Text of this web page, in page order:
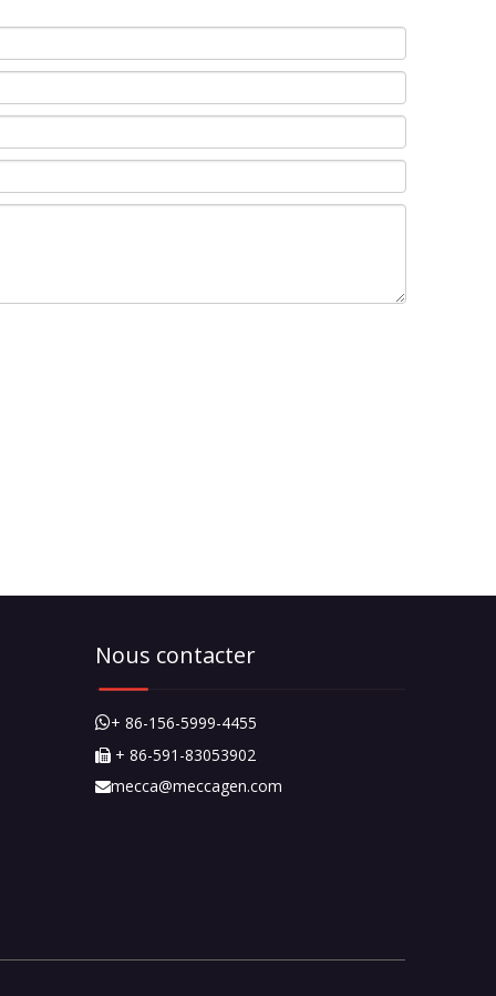
Nous contacter
+ 86-156-5999-4455
 + 86-591-83053902
mecca@meccagen.com